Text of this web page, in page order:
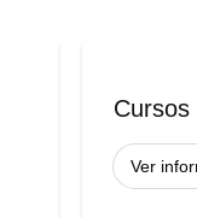
Cursos
Ver